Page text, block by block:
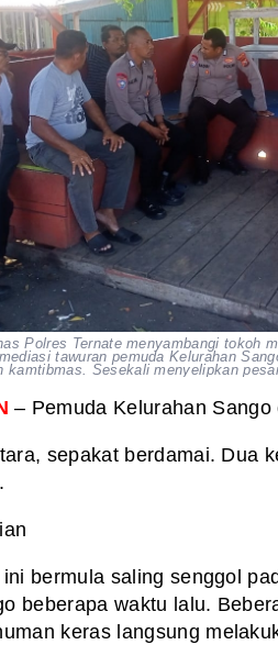
Polres Ternate menyambangi tokoh
tawuran pemuda Kelurahan
kamtibmas. Sesekali menyelipkan
– Pemuda Kelurahan Sango
sepakat berdamai. Dua
bermula saling senggol
beberapa waktu lalu.
keras langsung